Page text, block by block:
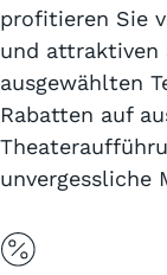
profitieren Sie
und attraktiven
ausgewählten
Rabatten auf
unvergessliche